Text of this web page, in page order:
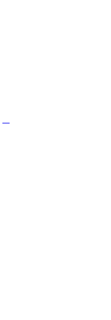
в 1956
учебным
Ивановича